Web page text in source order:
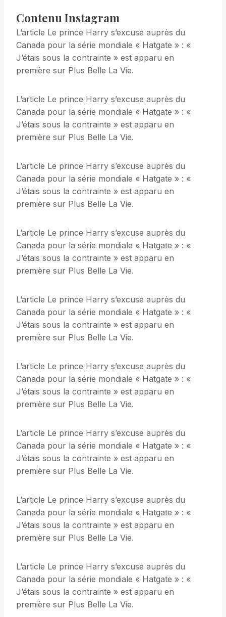
Contenu Instagram
L’article Le prince Harry s’excuse auprès du
Canada pour la série mondiale « Hatgate » : «
J’étais sous la contrainte » est apparu en
première sur Plus Belle La Vie.
L’article Le prince Harry s’excuse auprès du
Canada pour la série mondiale « Hatgate » : «
J’étais sous la contrainte » est apparu en
première sur Plus Belle La Vie.
L’article Le prince Harry s’excuse auprès du
Canada pour la série mondiale « Hatgate » : «
J’étais sous la contrainte » est apparu en
première sur Plus Belle La Vie.
L’article Le prince Harry s’excuse auprès du
Canada pour la série mondiale « Hatgate » : «
J’étais sous la contrainte » est apparu en
première sur Plus Belle La Vie.
L’article Le prince Harry s’excuse auprès du
Canada pour la série mondiale « Hatgate » : «
J’étais sous la contrainte » est apparu en
première sur Plus Belle La Vie.
L’article Le prince Harry s’excuse auprès du
Canada pour la série mondiale « Hatgate » : «
J’étais sous la contrainte » est apparu en
première sur Plus Belle La Vie.
L’article Le prince Harry s’excuse auprès du
Canada pour la série mondiale « Hatgate » : «
J’étais sous la contrainte » est apparu en
première sur Plus Belle La Vie.
L’article Le prince Harry s’excuse auprès du
Canada pour la série mondiale « Hatgate » : «
J’étais sous la contrainte » est apparu en
première sur Plus Belle La Vie.
L’article Le prince Harry s’excuse auprès du
Canada pour la série mondiale « Hatgate » : «
J’étais sous la contrainte » est apparu en
première sur Plus Belle La Vie.